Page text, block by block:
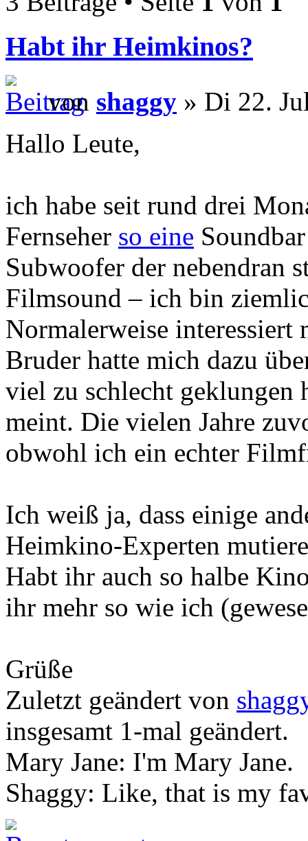
Habt ihr Heimkinos?
von shaggy » Di 22.
Hallo Leute,
ich habe seit rund drei
Fernseher so eine
Subwoofer der nebendran
Filmsound – ich bin
Normalerweise interessiert
Bruder hatte mich dazu
viel zu schlecht geklungen
meint. Die vielen Jahre
obwohl ich ein echter
Ich weiß ja, dass einige
Heimkino-Experten
Habt ihr auch so halbe
ihr mehr so wie ich
Grüße
Zuletzt geändert von
insgesamt 1-mal geändert.
Mary Jane: I'm Mary Jane.
Shaggy: Like, that is my